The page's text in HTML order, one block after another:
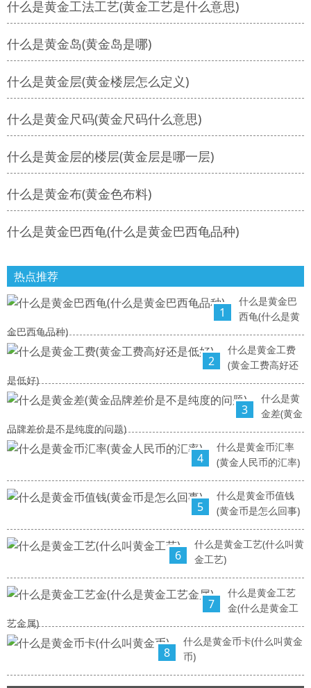
什么是黄金工法工艺(黄金工艺是什么意思)
什么是黄金岛(黄金岛是哪)
什么是黄金层(黄金楼层怎么定义)
什么是黄金尺码(黄金尺码什么意思)
什么是黄金层的楼层(黄金层是哪一层)
什么是黄金布(黄金色布料)
什么是黄金巴西龟(什么是黄金巴西龟品种)
热点推荐
1
什么是黄金巴
西龟(什么是黄
金巴西龟品种)
2
什么是黄金工费
(黄金工费高好还
是低好)
3
什么是黄
金差(黄金
品牌差价是不是纯度的问题)
4
什么是黄金币汇率
(黄金人民币的汇率)
5
什么是黄金币值钱
(黄金币是怎么回事)
6
什么是黄金工艺(什么叫黄
金工艺)
7
什么是黄金工艺
金(什么是黄金工
艺金属)
8
什么是黄金币卡(什么叫黄金
币)